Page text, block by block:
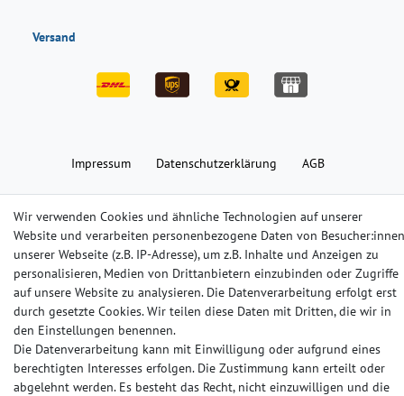
Versand
Impressum Daten­schutz­erklärung AGB
Barrierefreiheitserklärung Widerrufs­recht Kontakt
Wir verwenden Cookies und ähnliche Technologien auf unserer
Website und verarbeiten personenbezogene Daten von Besucher:innen
unserer Webseite (z.B. IP-Adresse), um z.B. Inhalte und Anzeigen zu
personalisieren, Medien von Drittanbietern einzubinden oder Zugriffe
auf unsere Website zu analysieren. Die Datenverarbeitung erfolgt erst
durch gesetzte Cookies. Wir teilen diese Daten mit Dritten, die wir in
den Einstellungen benennen.
Die Datenverarbeitung kann mit Einwilligung oder aufgrund eines
berechtigten Interesses erfolgen. Die Zustimmung kann erteilt oder
abgelehnt werden. Es besteht das Recht, nicht einzuwilligen und die
© Copyright 2024-2025 | Alle Rechte vorbehalten.
Widerrufs­recht Widerrufs­formular Impressum
Daten­schutz­erklärung AGB Kontakt